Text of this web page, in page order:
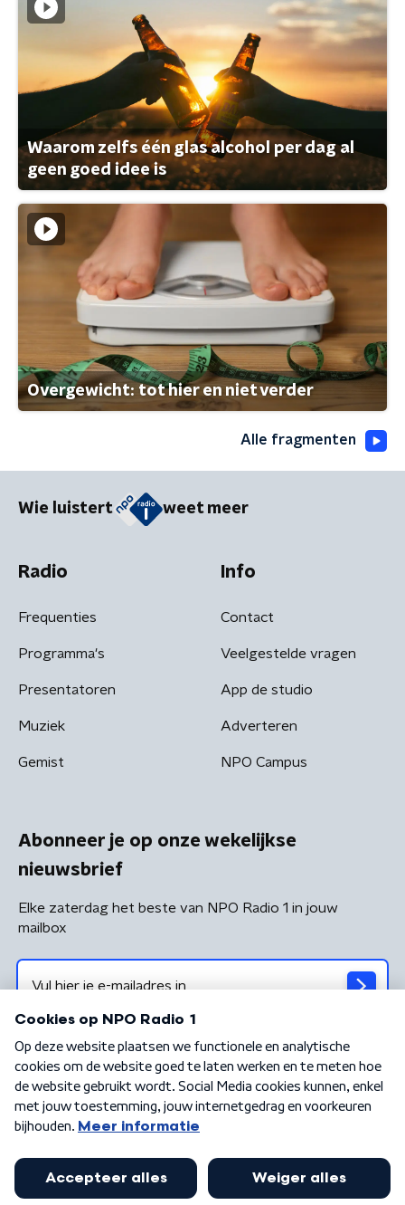
Waarom zelfs één glas alcohol per dag al
geen goed idee is
Overgewicht: tot hier en niet verder
Alle fragmenten
Wie luistert weet meer
Radio
Frequenties
Programma's
Presentatoren
Muziek
Gemist
Info
Contact
Veelgestelde vragen
App de studio
Adverteren
NPO Campus
Abonneer je op onze wekelijkse
nieuwsbrief
Elke zaterdag het beste van NPO Radio 1 in jouw
mailbox
Algemene voorwaarden